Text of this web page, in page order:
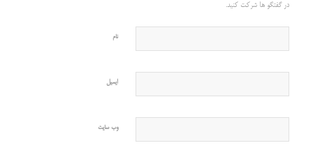
در گفتگو ها شرکت کنید.
نام
ایمیل
وب‌ سایت